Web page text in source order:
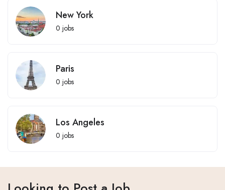
New York
0 jobs
Paris
0 jobs
Los Angeles
0 jobs